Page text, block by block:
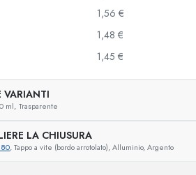
1,56 €
1,48 €
1,45 €
VARIANTI
ml, Trasparente
LA CHIUSURA
, Tappo a vite (bordo arrotolato), Alluminio, Argento